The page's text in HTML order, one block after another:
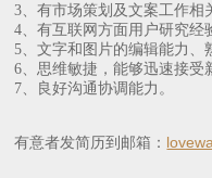
3、有市场策划及文案工作相
4、有互联网方面用户研究经
5、文字和图片的编辑能力、
6、思维敏捷，能够迅速接受
7、良好沟通协调能力。
有意者发简历到邮箱：